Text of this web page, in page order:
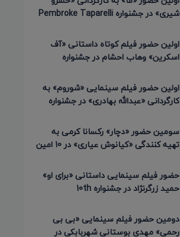
شیری» در جشنواره Pembroke Taparelli
اولین حضور فیلم کوتاه داستانی «آف
اسکرین» وهاب احشام در جشنواره
اولین حضور فیلم سینمایی «شوروم» به
کارگردانی «عبدالله بهادری» در جشنواره
سومین حضور «دچار» رکسانا کرمی به
تهیه کنندگی «کیانوش عیاری» در 10 امین
حضور فیلم سینمایی داستانی «برای او»
حمید زرگرنژاد در جشنواره 10th
دومین حضور فیلم سینمایی «بی بی
رحمی» مهدی بوستانی شهربابکی در